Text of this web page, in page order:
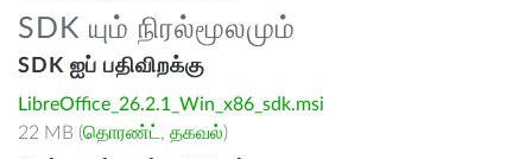
SDK யும் நிரல்மூலமும்
SDK ஐப் பதிவிறக்கு
LibreOffice_26.2.1_Win_x86_sdk.msi
22 MB (தொரண்ட் , தகவல்)